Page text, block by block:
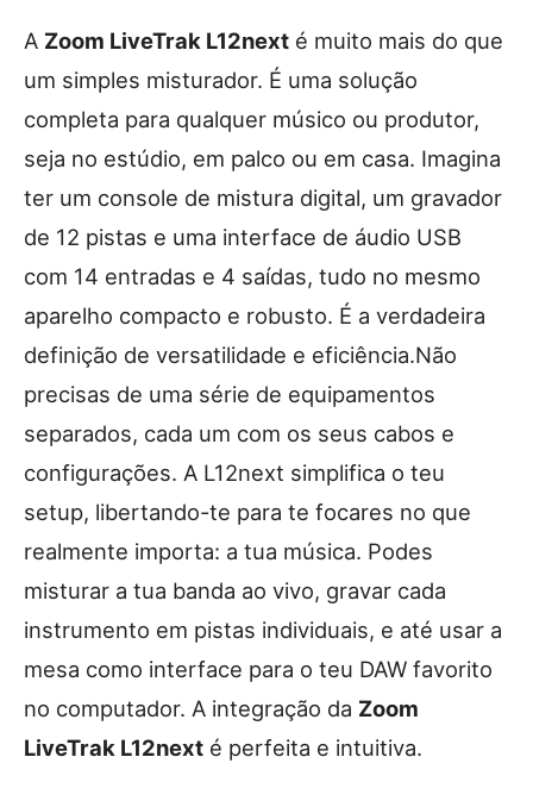
A Zoom LiveTrak L12next é muito mais do que
um simples misturador. É uma solução
completa para qualquer músico ou produtor,
seja no estúdio, em palco ou em casa. Imagina
ter um console de mistura digital, um gravador
de 12 pistas e uma interface de áudio USB
com 14 entradas e 4 saídas, tudo no mesmo
aparelho compacto e robusto. É a verdadeira
definição de versatilidade e eficiência.Não
precisas de uma série de equipamentos
separados, cada um com os seus cabos e
configurações. A L12next simplifica o teu
setup, libertando-te para te focares no que
realmente importa: a tua música. Podes
misturar a tua banda ao vivo, gravar cada
instrumento em pistas individuais, e até usar a
mesa como interface para o teu DAW favorito
no computador. A integração da Zoom
LiveTrak L12next é perfeita e intuitiva.